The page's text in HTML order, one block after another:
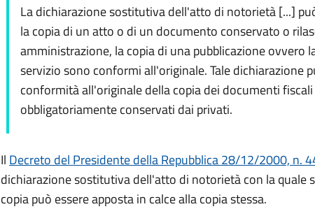
La dichiarazione sostitutiva dell'atto di notorietà [...]
la copia di un atto o di un documento conservato o
amministrazione, la copia di una pubblicazione ovvero
servizio sono conformi all'originale. Tale dichiarazione
conformità all'originale della copia dei documenti
obbligatoriamente conservati dai privati.
Il Decreto del Presidente della Repubblica 28/12/2000, n.
dichiarazione sostitutiva dell'atto di notorietà con la quale
copia può essere apposta in calce alla copia stessa.